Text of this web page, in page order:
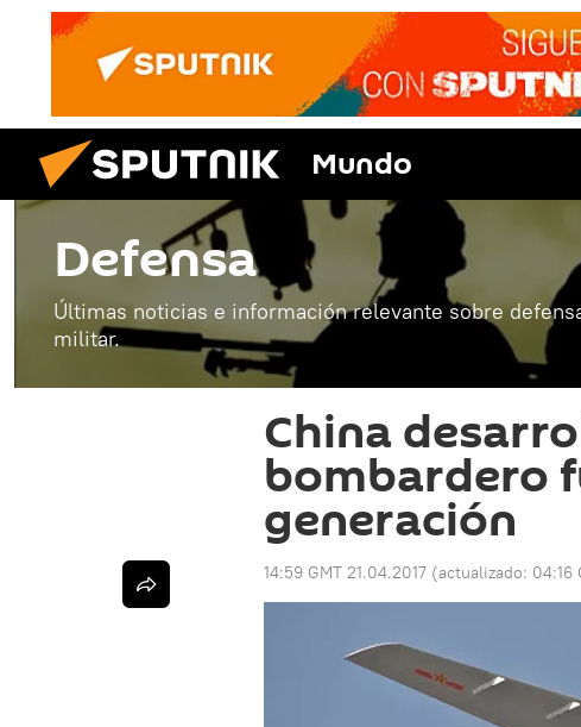
Mundo
Defensa
Últimas noticias e información relevante sobre
militar.
China
bombardero
generación
14:59 GMT 21.04.2017 (actualizado: 04:16